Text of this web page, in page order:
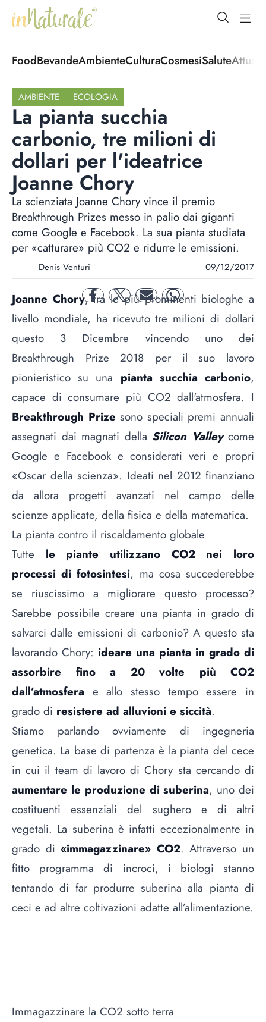
open
FoodBevandeAmbienteCulturaCosmesiSalute
AMBIENTE ECOLOGIA
La pianta succhia
carbonio, tre milioni di
dollari per l'ideatrice
Joanne Chory
La scienziata Joanne Chory vince il premio
Breakthrough Prizes messo in palio dai giganti
come Google e Facebook. La sua pianta studiata
per «catturare» più CO2 e ridurre le emissioni.
Denis Venturi 09/12/2017
facebooktwitter mail whatsapp
Joanne Chory, tra le più prominenti biologhe a
livello mondiale, ha ricevuto tre milioni di dollari
questo 3 Dicembre vincendo uno dei
Breakthrough Prize 2018 per il suo lavoro
pionieristico su una pianta succhia carbonio,
capace di consumare più CO2 dall'atmosfera. I
Breakthrough Prize sono speciali premi annuali
assegnati dai magnati della Silicon Valleycome
Google e Facebook e considerati veri e propri
«Oscar della scienza». Ideati nel 2012 finanziano
da allora progetti avanzati nel campo delle
scienze applicate, della fisica e della matematica.
La pianta contro il riscaldamento globale
Tutte le piante utilizzano CO2 nei loro
processi di fotosintesi, ma cosa succederebbe
se riuscissimo a migliorare questo processo?
Sarebbe possibile creare una pianta in grado di
salvarci dalle emissioni di carbonio? A questo sta
lavorando Chory: ideare una pianta in grado di
assorbire fino a 20 volte più CO2
dall’atmosfera e allo stesso tempo essere in
grado di resistere ad alluvioni e siccità.
Stiamo parlando ovviamente di ingegneria
genetica. La base di partenza è la pianta del cece
in cui il team di lavoro di Chory sta cercando di
aumentare le produzione di suberina, uno dei
costituenti essenziali del sughero e di altri
vegetali. La suberina è infatti eccezionalmente in
grado di«immagazzinare» CO2. Attraverso un
fitto programma di incroci, i biologi stanno
tentando di far produrre suberina alla pianta di
ceci e ad altre coltivazioni adatte all’alimentazione.
Immagazzinare la CO2 sotto terra